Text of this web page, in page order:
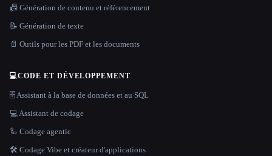
📠 Génération de contenu et référencement
📝 Génération de texte
📄 Outils pour les PDF et les documents
💻CODE ET DÉVELOPPEMENT
🗄️ Assistant à la base de données et au SQL
💻 Assistant de codage
🦾 Codage agentic
🛠️ Codage Vibe et créateur d'applications